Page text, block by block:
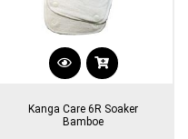
Dit
heeft
Kanga Care 6R Soaker
Bamboe